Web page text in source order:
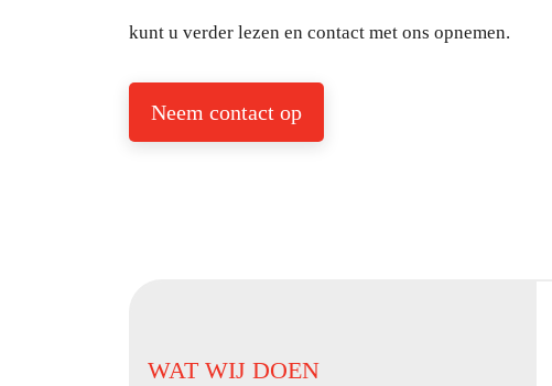
kunt u verder lezen en contact met ons opnemen.
Neem contact op
WAT WIJ DOEN